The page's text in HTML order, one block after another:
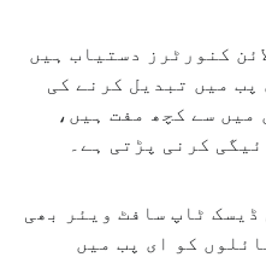
کنورٹرز دستیاب ہیں
میں تبدیل کرنے کی
سے کچھ مفت ہیں،
کرنی پڑتی ہے۔
ڈیسک ٹاپ سافٹ ویئر بھی
کو ای پب میں